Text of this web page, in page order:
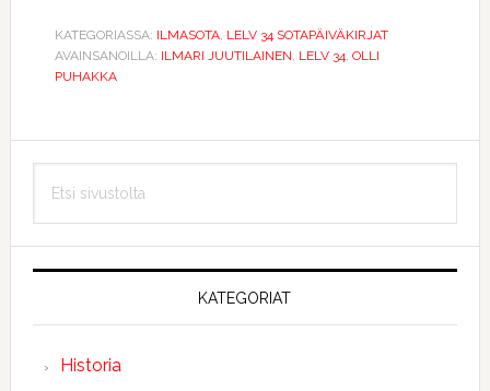
KATEGORIASSA: ILMASOTA, LELV 34 SOTAPÄIVÄKIRJAT
AVAINSANOILLA: ILMARI JUUTILAINEN, LELV 34, OLLI
PUHAKKA
Ensisijainen
sivupalkki
sivustolta
KATEGORIAT
Historia